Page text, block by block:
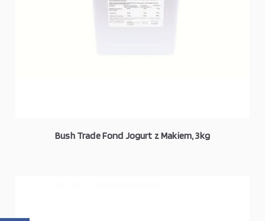
Bush Trade Fond Jogurt z Makiem, 3kg